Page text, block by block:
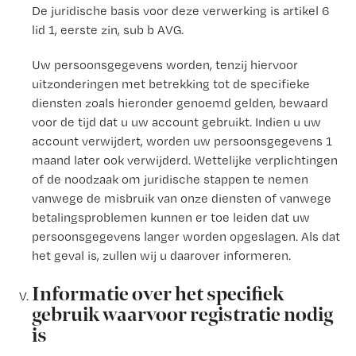
De juridische basis voor deze verwerking is artikel 6
lid 1, eerste zin, sub b AVG.
Uw persoonsgegevens worden, tenzij hiervoor
uitzonderingen met betrekking tot de specifieke
diensten zoals hieronder genoemd gelden, bewaard
voor de tijd dat u uw account gebruikt. Indien u uw
account verwijdert, worden uw persoonsgegevens 1
maand later ook verwijderd. Wettelijke verplichtingen
of de noodzaak om juridische stappen te nemen
vanwege de misbruik van onze diensten of vanwege
betalingsproblemen kunnen er toe leiden dat uw
persoonsgegevens langer worden opgeslagen. Als dat
het geval is, zullen wij u daarover informeren.
Informatie over het specifiek
gebruik waarvoor registratie nodig
is